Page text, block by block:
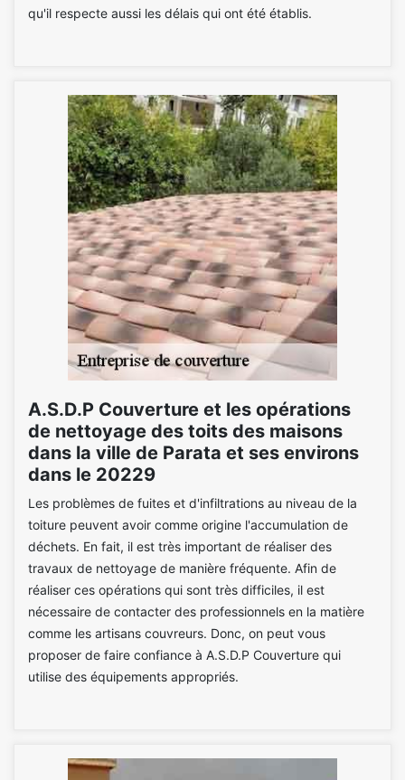
qu'il respecte aussi les délais qui ont été établis.
A.S.D.P Couverture et les opérations
de nettoyage des toits des maisons
dans la ville de Parata et ses environs
dans le 20229
Les problèmes de fuites et d'infiltrations au niveau de la
toiture peuvent avoir comme origine l'accumulation de
déchets. En fait, il est très important de réaliser des
travaux de nettoyage de manière fréquente. Afin de
réaliser ces opérations qui sont très difficiles, il est
nécessaire de contacter des professionnels en la matière
comme les artisans couvreurs. Donc, on peut vous
proposer de faire confiance à A.S.D.P Couverture qui
utilise des équipements appropriés.